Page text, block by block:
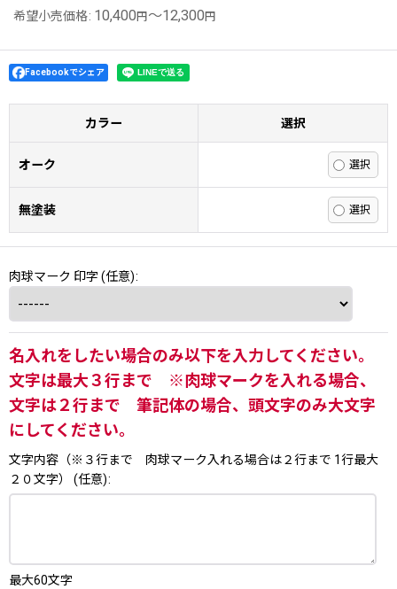
希望小売価格: 10,400 円 ～12,300 円
Facebookでシェア
カラー 選択
オーク
無塗装
肉球マーク 印字 (任意):
名入れをしたい場合のみ以下を入力してください。
文字は最大３行まで ※肉球マークを入れる場合、
文字は２行まで 筆記体の場合、頭文字のみ大文字
にしてください。
文字内容（※３行まで 肉球マーク入れる場合は２行まで 1行最大
２０文字） (任意):
最大60文字